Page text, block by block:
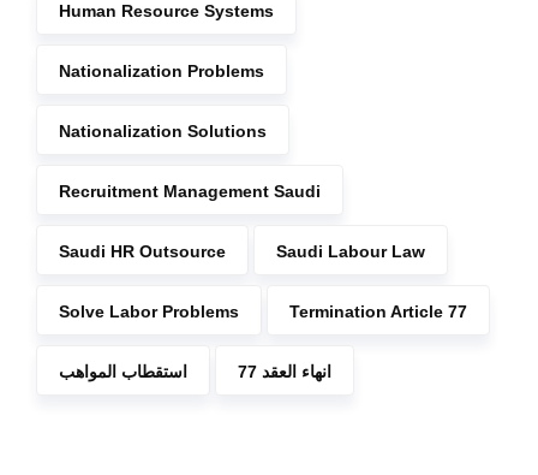
Human Resource Systems
Nationalization Problems
Nationalization Solutions
Recruitment Management Saudi
Saudi HR Outsource Saudi Labour Law
Solve Labor Problems Termination Article 77
استقطاب المواهب انهاء العقد 77